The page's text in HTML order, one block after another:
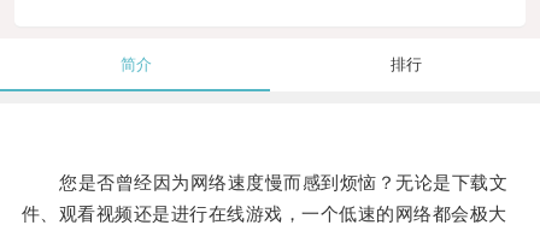
简介 排行
您是否曾经因为网络速度慢而感到烦恼？无论是下载文
件、观看视频还是进行在线游戏，一个低速的网络都会极大